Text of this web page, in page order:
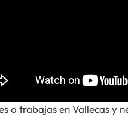
o trabajas en Vallecas y